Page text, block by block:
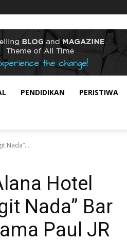
PENDIDIKAN PERISTIWA
Nada”...
Hotel
Nada” Bar
Paul JR